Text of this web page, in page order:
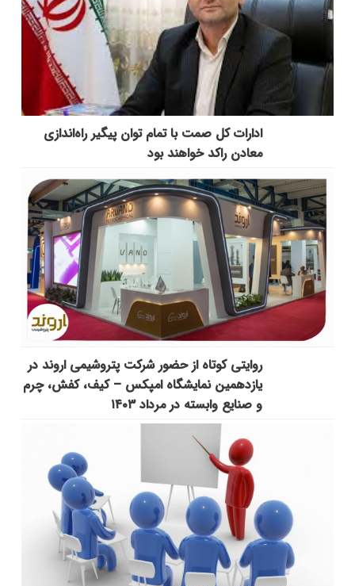
ادارات کل صمت با تمام توان پیگیر راه‌اندازی
معادن راکد خواهند بود
روایتی کوتاه از حضور شرکت پتروشیمی اروند در
یازدهمین نمایشگاه امپکس‌ – کیف، کفش، چرم
و صنایع وابسته در مرداد ۱۴۰۳